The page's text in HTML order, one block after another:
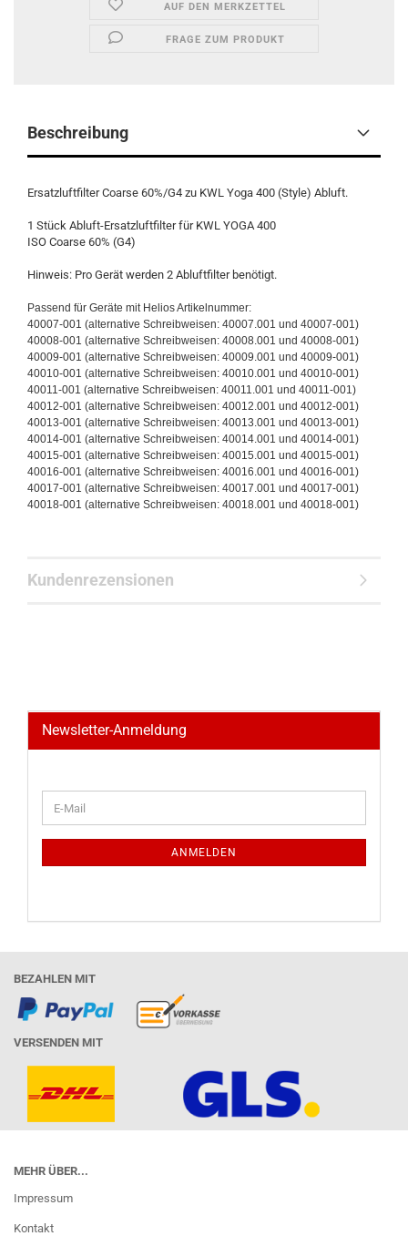
AUF DEN MERKZETTEL
FRAGE ZUM PRODUKT
Beschreibung
Ersatzluftfilter Coarse 60%/G4 zu KWL Yoga 400 (Style) Abluft.
1 Stück Abluft-Ersatzluftfilter für KWL YOGA 400
ISO Coarse 60% (G4)
Hinweis: Pro Gerät werden 2 Abluftfilter benötigt.
Passend für Geräte mit Helios Artikelnummer:
40007-001 (alternative Schreibweisen: 40007.001 und 40007-001)
40008-001 (alternative Schreibweisen: 40008.001 und 40008-001)
40009-001 (alternative Schreibweisen: 40009.001 und 40009-001)
40010-001 (alternative Schreibweisen: 40010.001 und 40010-001)
40011-001 (alternative Schreibweisen: 40011.001 und 40011-001)
40012-001 (alternative Schreibweisen: 40012.001 und 40012-001)
40013-001 (alternative Schreibweisen: 40013.001 und 40013-001)
40014-001 (alternative Schreibweisen: 40014.001 und 40014-001)
40015-001 (alternative Schreibweisen: 40015.001 und 40015-001)
40016-001 (alternative Schreibweisen: 40016.001 und 40016-001)
40017-001 (alternative Schreibweisen: 40017.001 und 40017-001)
40018-001 (alternative Schreibweisen: 40018.001 und 40018-001)
Kundenrezensionen
Newsletter-Anmeldung
ZUR
E-
Mail
ANMELDEN
BEZAHLEN MIT
VERSENDEN MIT
MEHR ÜBER...
Impressum
Kontakt